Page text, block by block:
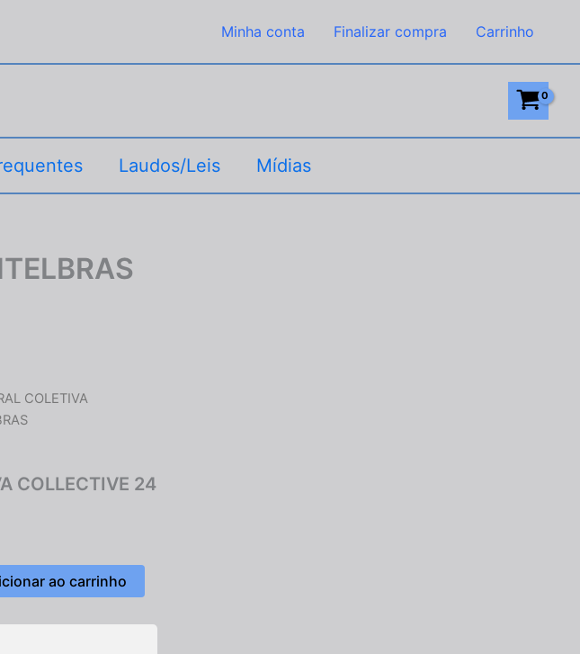
Minha conta Finalizar compra Carrinho
Laudos/Leis Mídias
COLETIVA
COLLECTIVE 24
ao carrinho